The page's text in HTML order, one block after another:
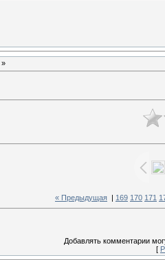
»
« Предыдущая 169 170 171
Добавлять комментарии
[